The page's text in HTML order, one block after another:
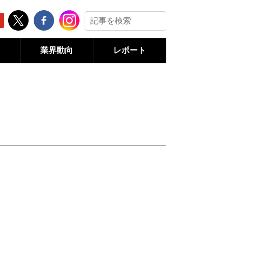
業界動向 レポート